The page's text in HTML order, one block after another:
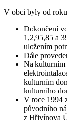
V obci byly od
Dokončení
1,2,95,85 a
uložením
Dále
Na kulturním
kulturním
kulturního
V roce 1994
původního
z Hřivínova